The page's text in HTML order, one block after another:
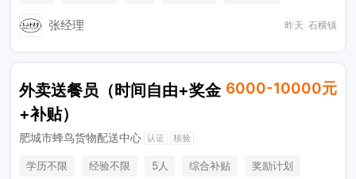
张经理 昨天 石横镇
外卖送餐员（时间自由+奖金
+补贴）
6000-10000元
肥城市蜂鸟货物配送中心 认证 核验
学历不限 经验不限 5人 综合补贴
奖励计划